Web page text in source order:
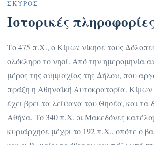
ΣΚΎΡΟΣ
Ιστορικές πληροφορίες
Το 475 π.Χ., ο Κίμων νίκησε τους
ολόκληρο το νησί. Από την ημερομηνία
μέρος της συμμαχίας της Δήλου, που
πράξη η Αθηναϊκή Αυτοκρατορία. Κίμων
έχει βρει τα λείψανα του Θησέα, και τα
Αθήνα. Το 340 π.Χ. οι Μακεδόνες
κυριάρχησε μέχρι το 192 π.Χ., οπότε ο